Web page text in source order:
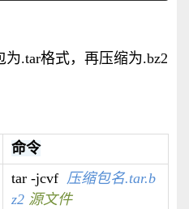
为.tar格式，再压缩为.bz2
命令
tar -jcvf 压缩包名.tar.b
z2 源文件